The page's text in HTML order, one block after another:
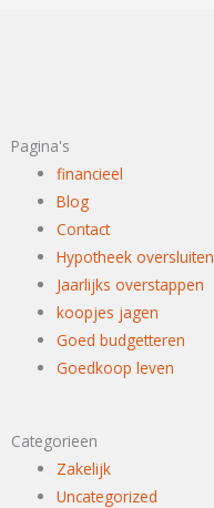
Pagina's
financieel
Blog
Contact
Hypotheek oversluiten
Jaarlijks overstappen
koopjes jagen
Goed budgetteren
Goedkoop leven
Categorieen
Zakelijk
Uncategorized